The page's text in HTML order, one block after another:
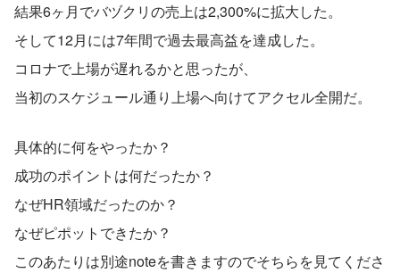
結果6ヶ月でバヅクリの売上は2,300%に拡大した。
そして12月には7年間で過去最高益を達成した。
コロナで上場が遅れるかと思ったが、
当初のスケジュール通り上場へ向けてアクセル全開だ。
具体的に何をやったか？
成功のポイントは何だったか？
なぜHR領域だったのか？
なぜピポットできたか？
このあたりは別途noteを書きますのでそちらを見てくださ